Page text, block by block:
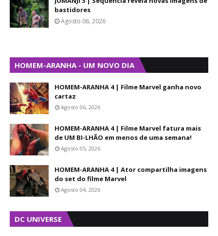
bastidores
Agosto 06, 2026
HOMEM-ARANHA - UM NOVO DIA
HOMEM-ARANHA 4 | Filme Marvel ganha novo
cartaz
Agosto 06, 2026
HOMEM-ARANHA 4 | Filme Marvel fatura mais
de UM BI-LHÃO em menos de uma semana!
Agosto 05, 2026
HOMEM-ARANHA 4 | Ator compartilha imagens
do set do filme Marvel
Agosto 04, 2026
DC UNIVERSE